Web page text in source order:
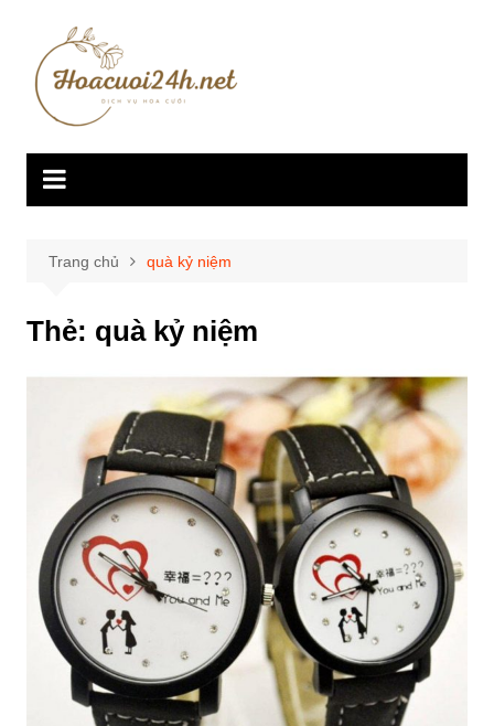
phần
Trang chủ quà kỷ niệm
Thẻ: quà kỷ niệm